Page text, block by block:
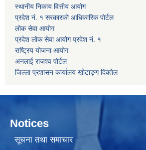
स्थानीय निकाय वित्तीय आयोग
प्रदेश नं. १ सरकारको आधिकारिक पोर्टल
लोक सेवा आयोग
प्रदेश लोक सेवा आयोग प्रदेश नं. १
राष्ट्रिय योजना आयोग
अनलाई राजश्व पोर्टल
जिल्ला प्रशासन कार्यालय खोटाङ्ग दिक्तेल
Notices
सूचना तथा समाचार